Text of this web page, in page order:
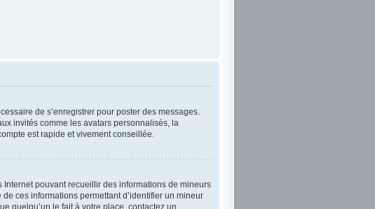
de s’enregistrer pour poster des messages.
invités comme les avatars personnalisés, la
est rapide et vivement conseillée.
pouvant recueillir des informations de mineurs
ces informations permettant d’identifier un mineur
quelqu’un le fait à votre place, contactez un